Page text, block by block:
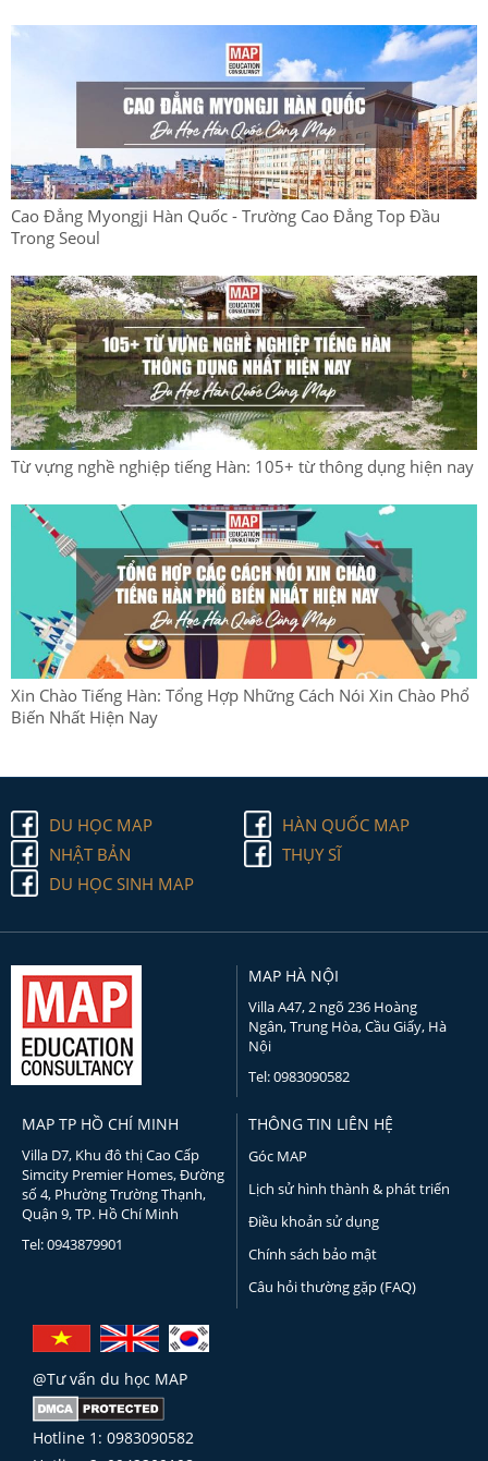
Cao Đẳng Myongji Hàn Quốc - Trường Cao Đẳng Top Đầu
Trong Seoul
Từ vựng nghề nghiệp tiếng Hàn: 105+ từ thông dụng hiện nay
Xin Chào Tiếng Hàn: Tổng Hợp Những Cách Nói Xin Chào Phổ
Biến Nhất Hiện Nay
DU HỌC MAP
HÀN QUỐC MAP
NHẬT BẢN
THỤY SĨ
DU HỌC SINH MAP
MAP HÀ NỘI
Villa A47, 2 ngõ 236 Hoàng
Ngân, Trung Hòa, Cầu Giấy, Hà
Nội
Tel: 0983090582
MAP TP HỒ CHÍ MINH
Villa D7, Khu đô thị Cao Cấp
Simcity Premier Homes, Đường
số 4, Phường Trường Thạnh,
Quận 9, TP. Hồ Chí Minh
Tel: 0943879901
THÔNG TIN LIÊN HỆ
Góc MAP
Lịch sử hình thành & phát triển
Điều khoản sử dụng
Chính sách bảo mật
Câu hỏi thường gặp (FAQ)
@Tư vấn du học MAP
Hotline 1: 0983090582